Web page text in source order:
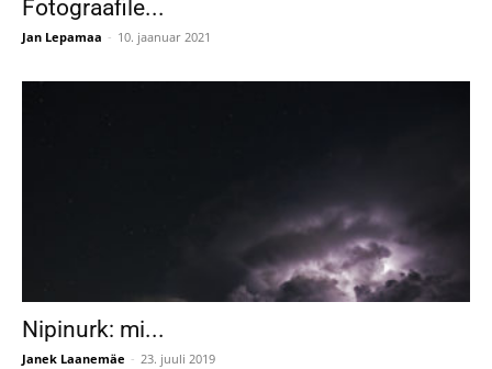
Fotograafile...
Jan Lepamaa - 10. jaanuar 2021
Nipinurk: mi...
Janek Laanemäe - 23. juuli 2019